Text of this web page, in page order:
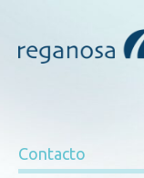
Contacto